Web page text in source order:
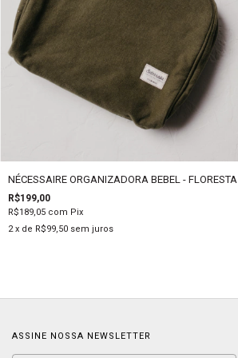
NÉCESSAIRE ORGANIZADORA BEBEL - FLORESTA
R$199,00
R$189,05 com Pix
2 x de R$99,50 sem juros
ASSINE NOSSA NEWSLETTER